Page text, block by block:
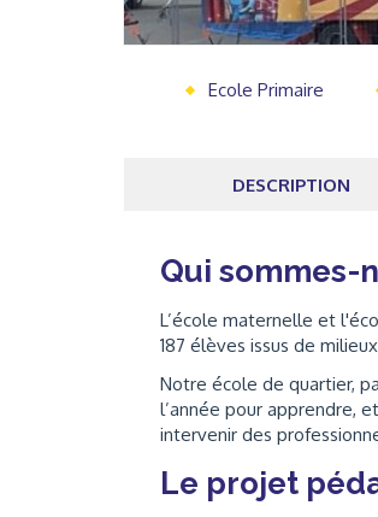
Ecole Primaire
DESCRIPTION
Qui sommes-
L’école maternelle et
187 élèves issus de
Notre école de quartier,
l’année pour apprendre,
intervenir des
Le projet